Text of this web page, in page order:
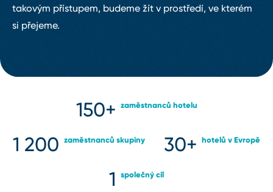
takovým přístupem, budeme žít v prostředí, ve kterém
si přejeme.
150+ zaměstnanců hotelu
1 200 zaměstnanců skupiny 30+ hotelů v Evropě
1 společný cíl